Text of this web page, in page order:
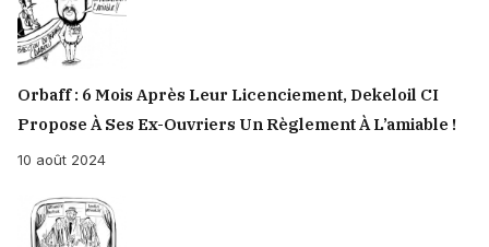
Orbaff : 6 Mois Après Leur Licenciement, Dekeloil CI
Propose À Ses Ex-Ouvriers Un Règlement À L’amiable !
10 août 2024